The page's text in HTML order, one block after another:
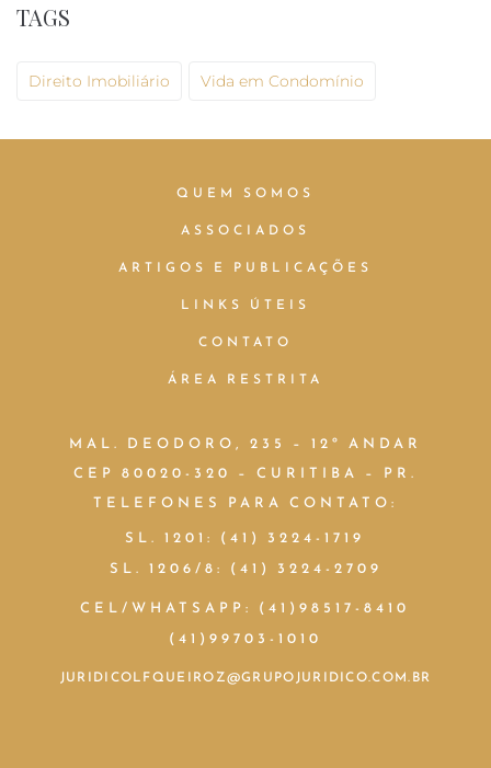
TAGS
Direito Imobiliário Vida em Condomínio
QUEM SOMOS
ASSOCIADOS
ARTIGOS E PUBLICAÇÕES
LINKS ÚTEIS
CONTATO
ÁREA RESTRITA
MAL. DEODORO, 235 – 12º ANDAR
CEP 80020-320 – CURITIBA – PR.
TELEFONES PARA CONTATO:
SL. 1201: (41) 3224-1719
SL. 1206/8: (41) 3224-2709
CEL/WHATSAPP: (41)98517-8410
(41)99703-1010
JURIDICOLFQUEIROZ@GRUPOJURIDICO.COM.BR